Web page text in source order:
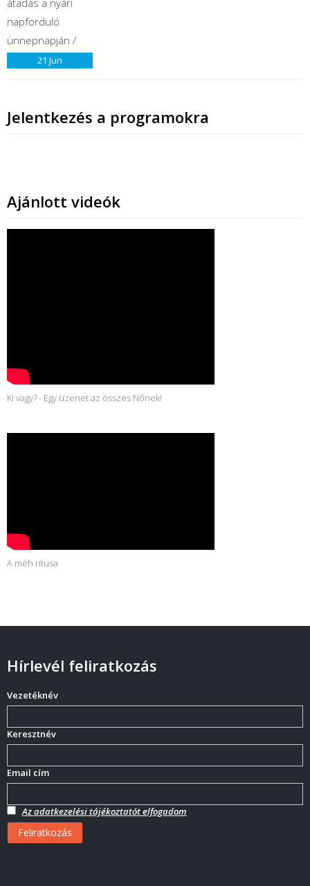
21 Jun
Jelentkezés a programokra
Ajánlott videók
Ki vagy? - Egy üzenet az összes Nőnek!
A méh rítusa
Hírlevél feliratkozás
Vezetéknév
Keresztnév
Email cím
Az adatkezelési tájékoztatót elfogadom